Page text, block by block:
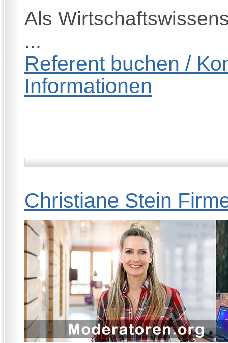
Als
...
Referent buchen /
Informationen
Christiane Stein